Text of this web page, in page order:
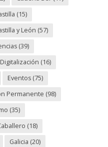
(15)
y León (57)
(39)
Digitalización (16)
Eventos(75)
Permanente (98)
(35)
(18)
Galicia (20)